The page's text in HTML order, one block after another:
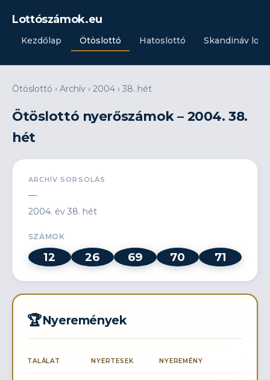
Lottószámok.eu
Kezdőlap Ötöslottó Hatoslottó Skandináv
Ötöslottó › Archív › 2004 › 38. hét
Ötöslottó nyerőszámok – 2004. 38.
hét
ARCHÍV SORSOLÁS
—
2004. év 38. hét
SZÁMOK
12 26 69 70 71
🏆Nyeremények
TALÁLAT NYERTESEK NYEREMÉNY